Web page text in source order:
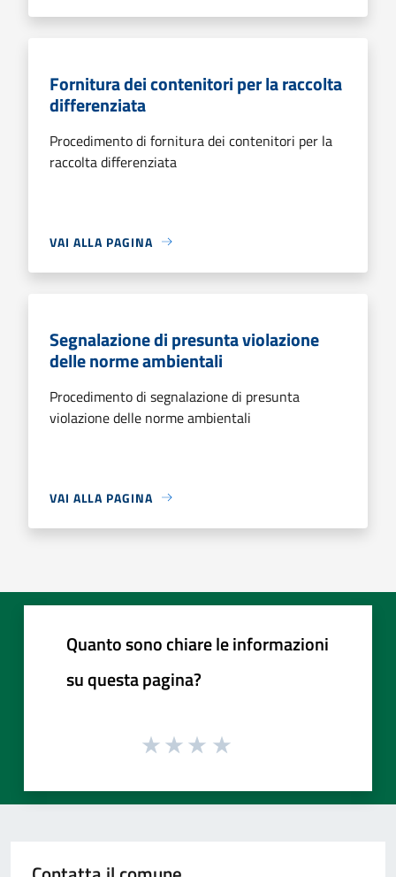
Fornitura dei contenitori per la raccolta
differenziata
Procedimento di fornitura dei contenitori per la
raccolta differenziata
VAI ALLA PAGINA
Segnalazione di presunta violazione
delle norme ambientali
Procedimento di segnalazione di presunta
violazione delle norme ambientali
VAI ALLA PAGINA
Quanto sono chiare le informazioni
su questa pagina?